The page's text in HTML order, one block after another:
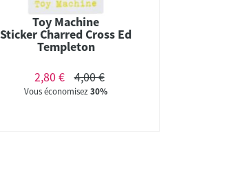
Toy Machine
Sticker Charred Cross Ed
Templeton
2,80 €
4,00 €
Vous économisez30%